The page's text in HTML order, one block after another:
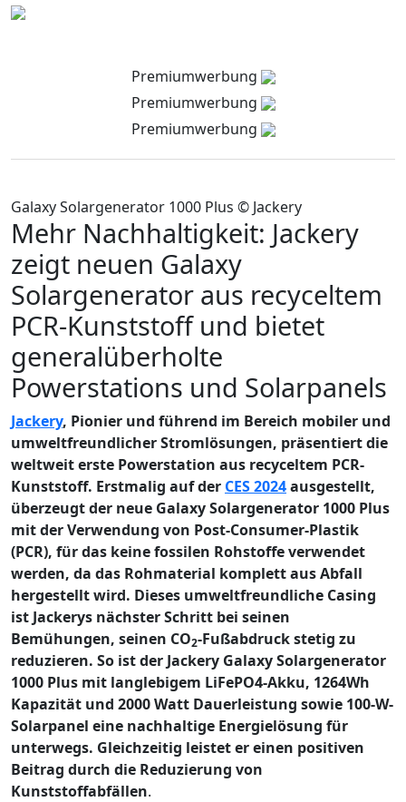
Premiumwerbung
Premiumwerbung
Premiumwerbung
Galaxy Solargenerator 1000 Plus © Jackery
Mehr Nachhaltigkeit: Jackery
zeigt neuen Galaxy
Solargenerator aus recyceltem
PCR-Kunststoff und bietet
generalüberholte
Powerstations und Solarpanels
Jackery, Pionier und führend im Bereich mobiler und
umweltfreundlicher Stromlösungen, präsentiert die
weltweit erste Powerstation aus recyceltem PCR-
Kunststoff. Erstmalig auf der CES 2024ausgestellt,
überzeugt der neue Galaxy Solargenerator 1000 Plus
mit der Verwendung von Post-Consumer-Plastik
(PCR), für das keine fossilen Rohstoffe verwendet
werden, da das Rohmaterial komplett aus Abfall
hergestellt wird. Dieses umweltfreundliche Casing
ist Jackerys nächster Schritt bei seinen
Bemühungen, seinen CO2-Fußabdruck stetig zu
reduzieren. So ist der Jackery Galaxy Solargenerator
1000 Plus mit langlebigem LiFePO4-Akku, 1264Wh
Kapazität und 2000 Watt Dauerleistung sowie 100-W-
Solarpanel eine nachhaltige Energielösung für
unterwegs. Gleichzeitig leistet er einen positiven
Beitrag durch die Reduzierung von
Kunststoffabfällen.